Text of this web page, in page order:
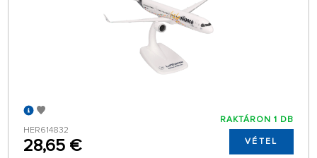
HER614832
28,65 €
RAKTÁRON 1 DB
VÉTEL